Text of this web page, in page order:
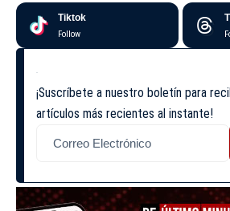
Tiktok
Follow
¡Suscríbete a nuestro boletín para
artículos más recientes al instante!